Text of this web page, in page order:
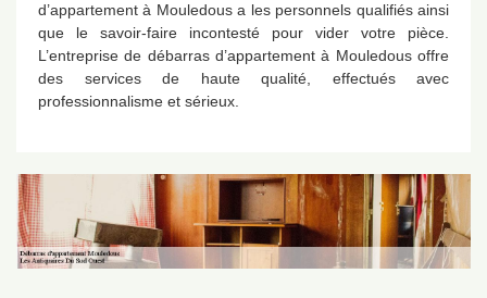
d’appartement à Mouledous a les personnels qualifiés ainsi
que le savoir-faire incontesté pour vider votre pièce.
L’entreprise de débarras d’appartement à Mouledous offre
des services de haute qualité, effectués avec
professionnalisme et sérieux.